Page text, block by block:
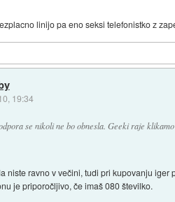
linijo pa eno seksi telefonistko z
19:34
se nikoli ne bo obnesla. Geeki raje
niste ravno v večini, tudi pri kupovanju
je priporočljivo, če imaš 080 številko.